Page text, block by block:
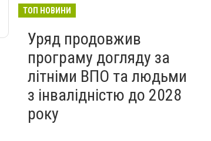
Бєдняков зіграє тата
новому українському
фільмі, - ФОТО
5 серпня
ТОП НОВИНИ
Уряд продовжив
програму догляду за
літніми ВПО та людьми
з інвалідністю до 2028
року